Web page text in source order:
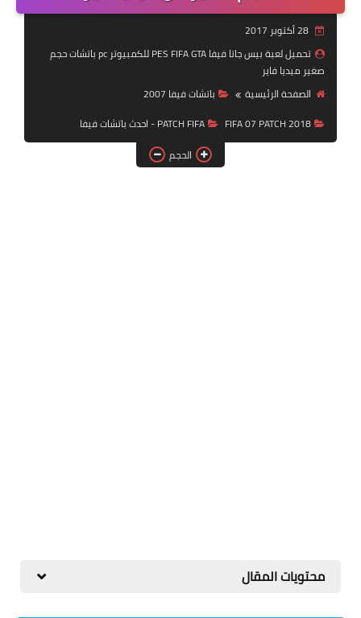
بلايستيشن PS2
28 أكتوبر 2017
تحميل لعبة بيس جاتا فيفا PES FIFA GTA للكمبيوتر pc باتشات حجم
صغير ميديا فاير
الصفحة الرئيسية
باتشات فيفا 2007
FIFA 07 PATCH 2018
PATCH FIFA - احدث باتشات فيفا
الحجم
محتويات المقال